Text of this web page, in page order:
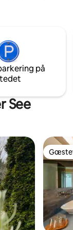
og
der
på
See